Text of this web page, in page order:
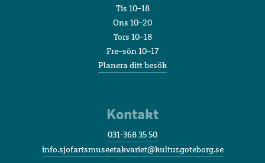
Tis 10–18
Ons 10–20
Tors 10–18
Fre–sön 10–17
Planera ditt besök
Kontakt
031-368 35 50
info.sjofartsmuseetakvariet@kultur.goteborg.se